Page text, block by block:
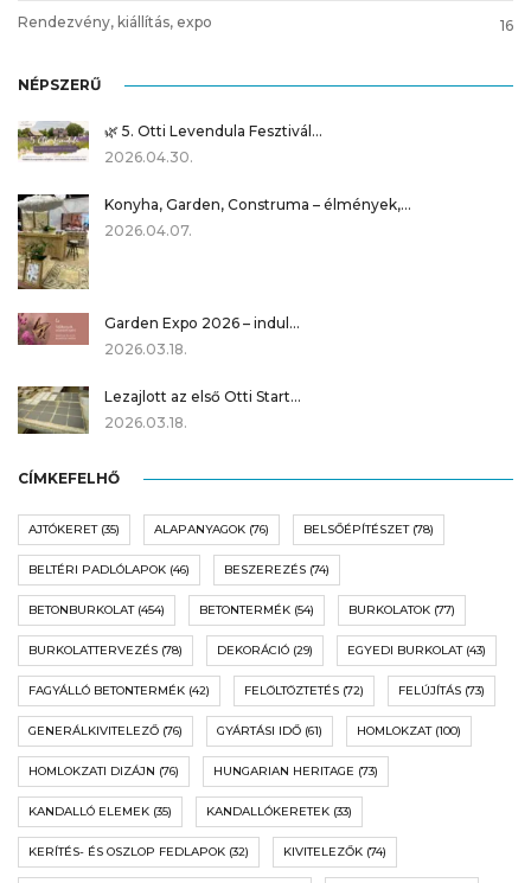
Rendezvény, kiállítás, expo 16
NÉPSZERŰ
🌿 5. Otti Levendula Fesztivál…
2026.04.30.
Konyha, Garden, Construma – élmények,…
2026.04.07.
Garden Expo 2026 – indul…
2026.03.18.
Lezajlott az első Otti Start…
2026.03.18.
CÍMKEFELHŐ
AJTÓKERET(35) ALAPANYAGOK (76) BELSŐÉPÍTÉSZET(78)
BELTÉRI PADLÓLAPOK (46) BESZEREZÉS (74)
BETONBURKOLAT(454) BETONTERMÉK (54) BURKOLATOK (77)
BURKOLATTERVEZÉS (78) DEKORÁCIÓ (29) EGYEDI BURKOLAT(43)
FAGYÁLLÓ BETONTERMÉK (42) FELÖLTÖZTETÉS (72) FELÚJÍTÁS (73)
GENERÁLKIVITELEZŐ (76) GYÁRTÁSI IDŐ (61) HOMLOKZAT(100)
HOMLOKZATI DIZÁJN (76) HUNGARIAN HERITAGE (73)
KANDALLÓ ELEMEK (35) KANDALLÓKERETEK (33)
KERÍTÉS- ÉS OSZLOP FEDLAPOK (32) KIVITELEZŐK (74)